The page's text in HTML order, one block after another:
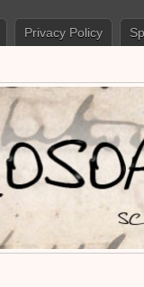
Privacy Policy